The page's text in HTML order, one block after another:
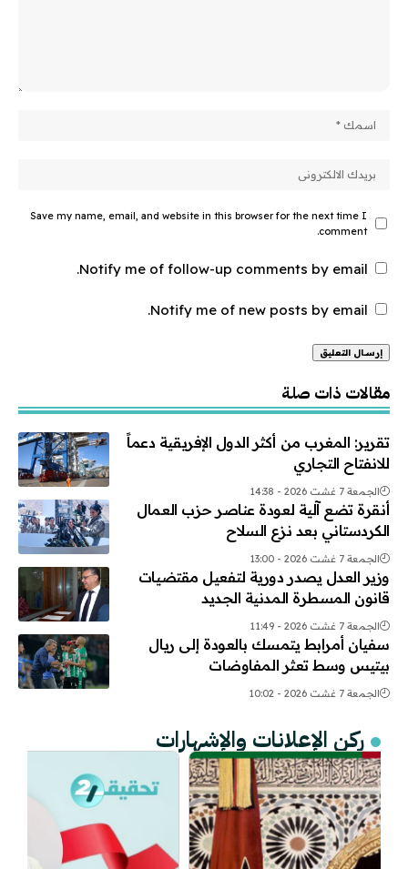
Save my name, email, and website in this browser for the next time I
comment.
Notify me of follow-up comments by email.
Notify me of new posts by email.
مقالات ذات صلة
تقرير: المغرب من أكثر الدول الإفريقية دعماً
للانفتاح التجاري
الجمعة 7 غشت 2026 - 14:38
أنقرة تضع آلية لعودة عناصر حزب العمال
الكردستاني بعد نزع السلاح
الجمعة 7 غشت 2026 - 13:00
وزير العدل يصدر دورية لتفعيل مقتضيات
قانون المسطرة المدنية الجديد
الجمعة 7 غشت 2026 - 11:49
سفيان أمرابط يتمسك بالعودة إلى ريال
بيتيس وسط تعثر المفاوضات
الجمعة 7 غشت 2026 - 10:02
ركن الإعلانات والإشهارات